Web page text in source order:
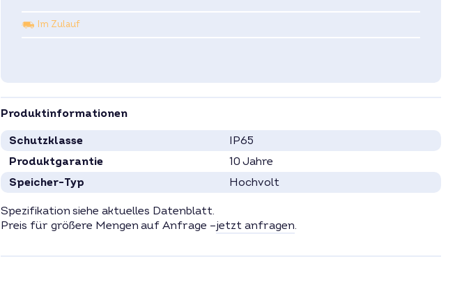
Im Zulauf
Produktinformationen
Schutzklasse
IP65
Produktgarantie
10 Jahre
Speicher-Typ
Hochvolt
Spezifikation siehe aktuelles Datenblatt.
Preis für größere Mengen auf Anfrage –jetzt anfragen.